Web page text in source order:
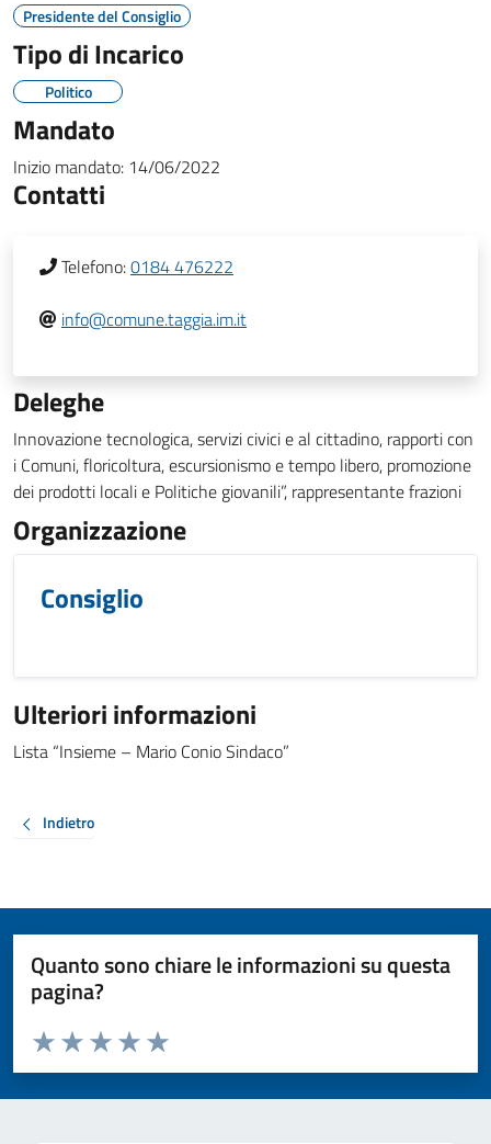
Presidente del Consiglio
Tipo di Incarico
Politico
Mandato
Inizio mandato: 14/06/2022
Contatti
Telefono:0184 476222
info@comune.taggia.im.it
Deleghe
Innovazione tecnologica, servizi civici e al cittadino, rapporti con
i Comuni, floricoltura, escursionismo e tempo libero, promozione
dei prodotti locali e Politiche giovanili”, rappresentante frazioni
Organizzazione
Consiglio
Ulteriori informazioni
Lista “Insieme – Mario Conio Sindaco”
Indietro
Quanto sono chiare le informazioni su questa
pagina?
Valuta da 1 a 5 stelle la pagina
Valuta 5 stelle su 5
Valuta 4 stelle su 5
Valuta 3 stelle su 5
Valuta 2 stelle su 5
Valuta 1 stelle su 5